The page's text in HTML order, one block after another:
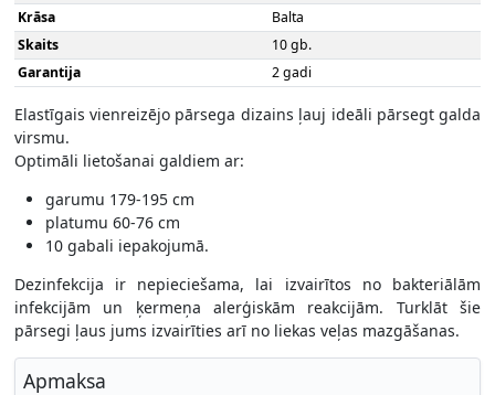
Krāsa
Balta
Skaits
10 gb.
Garantija
2 gadi
Elastīgais vienreizējo pārsega dizains ļauj ideāli pārsegt galda
virsmu.
Optimāli lietošanai galdiem ar:
garumu 179-195 cm
platumu 60-76 cm
10 gabali iepakojumā.
Dezinfekcija ir nepieciešama, lai izvairītos no bakteriālām
infekcijām un ķermeņa alerģiskām reakcijām. Turklāt šie
pārsegi ļaus jums izvairīties arī no liekas veļas mazgāšanas.
Apmaksa